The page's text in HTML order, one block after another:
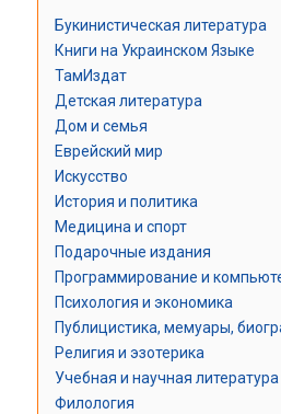
Букинистическая литература
Книги на Украинском Языке
ТамИздат
Детская литература
Дом и семья
Еврейский мир
Искусство
История и политика
Медицина и спорт
Подарочные издания
Программирование и
Психология и экономика
Публицистика, мемуары,
Религия и эзотерика
Учебная и научная литература
Филология